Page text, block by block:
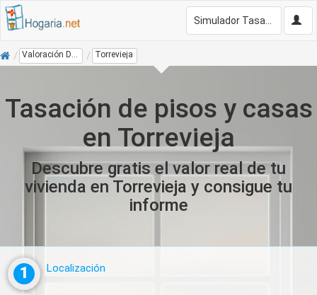
Inicio Torrevieja
Tasación de pisos y casas
en Torrevieja
Descubre gratis el valor real de tu
vivienda en Torrevieja y consigue tu
informe
1 Localización